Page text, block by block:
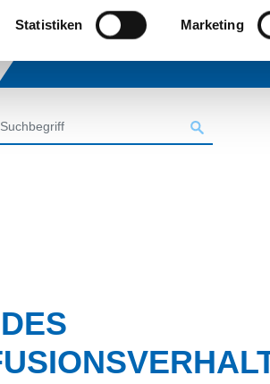
Statistiken Marketing
SUCHEN